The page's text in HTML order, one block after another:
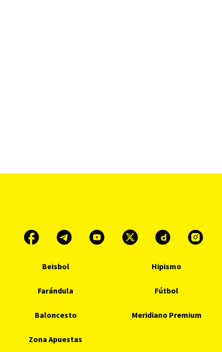
Beisbol Hipismo
Farándula Fútbol
Baloncesto Meridiano Premium
Zona Apuestas